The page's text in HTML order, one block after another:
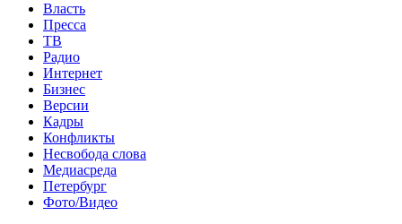
Власть
Пресса
ТВ
Радио
Интернет
Бизнес
Версии
Кадры
Конфликты
Несвобода слова
Медиасреда
Петербург
Фото/Видео